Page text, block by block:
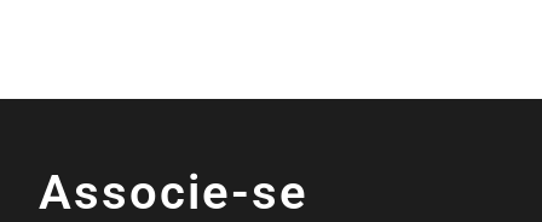
Associe-se